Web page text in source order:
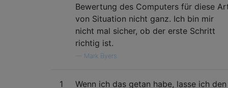
Bewertung des Computers für diese
von Situation nicht ganz. Ich bin mir
nicht mal sicher, ob der erste Schritt
richtig ist.
Mark Byers
1
Wenn ich das getan habe, lasse ich den